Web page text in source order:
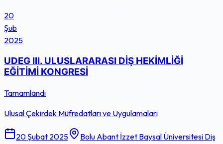
20
Şub
2025
UDEG III. ULUSLARARASI DİŞ HEKİMLİĞİ
EĞİTİMİ KONGRESİ
Tamamlandı
Ulusal Çekirdek Müfredatları ve Uygulamaları
20 Şubat 2025
Bolu Abant İzzet Baysal Üniversitesi Diş